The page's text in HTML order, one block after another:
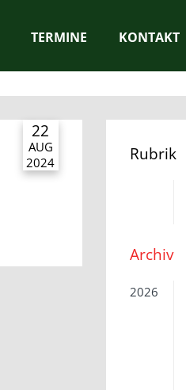
TERMINE KONTAKT
22
AUG
2024
Rubrik
Archiv
2026